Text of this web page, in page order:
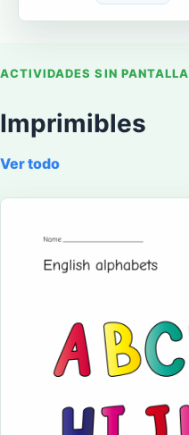
ACTIVIDADES SIN PANTALLA
Imprimibles
Ver todo